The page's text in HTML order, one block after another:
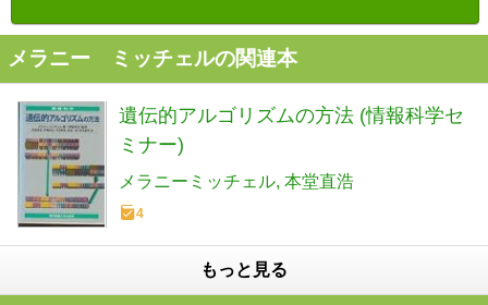
メラニー ミッチェルの関連本
遺伝的アルゴリズムの方法 (情報科学セ
ミナー)
メラニーミッチェル 本堂直浩
4
もっと見る